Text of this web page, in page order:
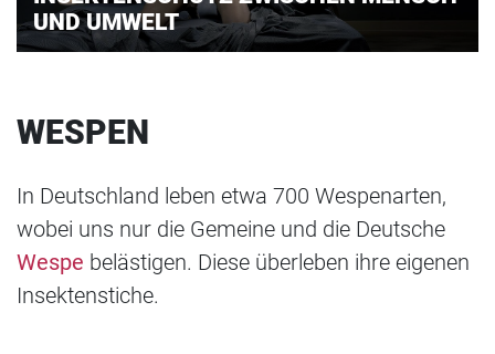
UND UMWELT
WESPEN
In Deutschland leben etwa 700 Wespenarten,
wobei uns nur die Gemeine und die Deutsche
Wespe belästigen. Diese überleben ihre eigenen
Insektenstiche.